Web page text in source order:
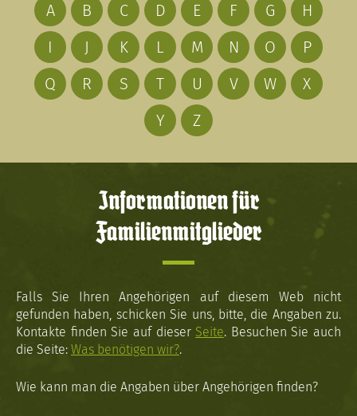
A B C D E F G
H
I
J K L M N O
P
Q
R S T U V W
X
Y
Z
Informationen für
Familienmitglieder
Falls Sie Ihren Angehörigen auf diesem Web nicht
gefunden haben, schicken Sie uns, bitte, die Angaben zu.
Kontakte finden Sie auf dieser Seite. Besuchen Sie auch
die Seite: Was benötigen wir?.
Wie kann man die Angaben über Angehörigen finden?